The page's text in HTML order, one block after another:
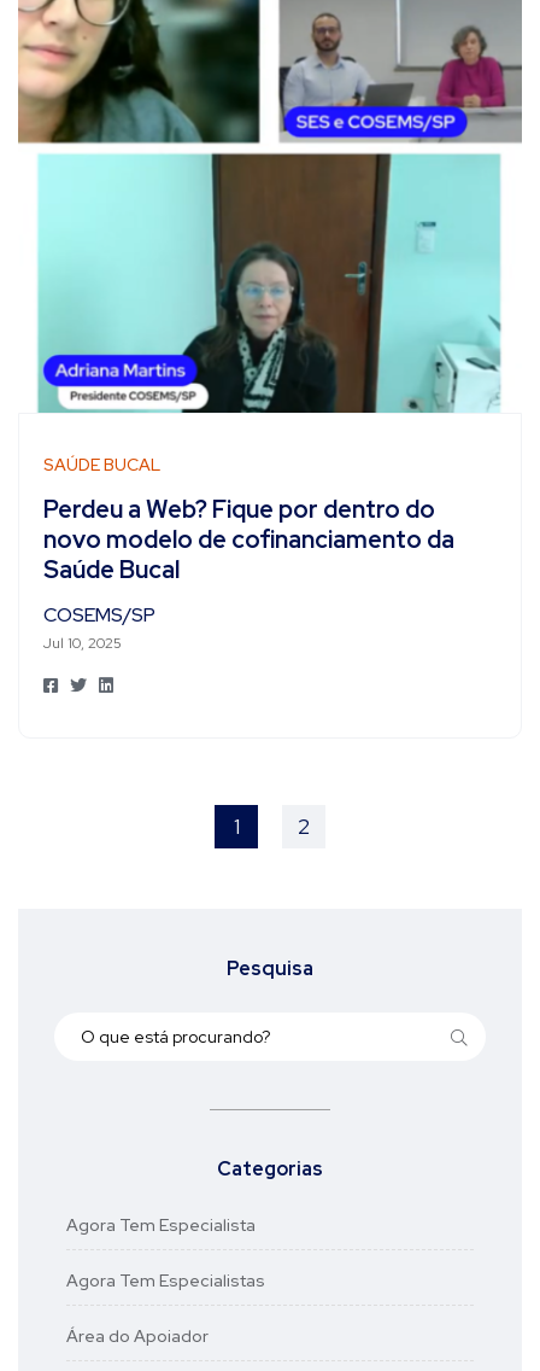
SAÚDE BUCAL
Perdeu a Web? Fique por dentro do
novo modelo de cofinanciamento da
Saúde Bucal
COSEMS/SP
Jul 10, 2025
1 2
Pesquisa
Categorias
Agora Tem Especialista
Agora Tem Especialistas
Área do Apoiador